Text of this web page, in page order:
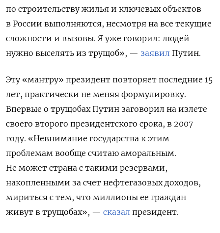
по строительству жилья и ключевых объектов
в России выполняются, несмотря на все текущие
сложности и вызовы. Я уже говорил: людей
нужно выселять из трущоб», — заявил Путин.
Эту «мантру» президент повторяет последние 15
лет, практически не меняя формулировку.
Впервые о трущобах Путин заговорил на излете
своего второго президентского срока, в 2007
году. «Невнимание государства к этим
проблемам вообще считаю аморальным.
Не может страна с такими резервами,
накопленными за счет нефтегазовых доходов,
мириться с тем, что миллионы ее граждан
живут в трущобах», — сказал президент.